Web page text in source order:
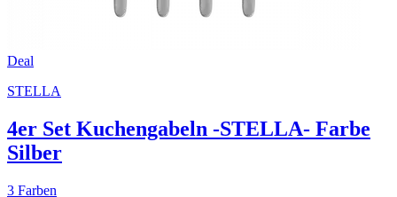
Deal
STELLA
4er Set Kuchengabeln -STELLA- Farbe
Silber
3 Farben